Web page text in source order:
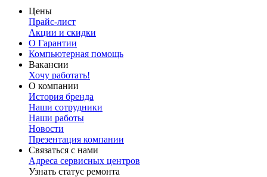
Цены
Прайс-лист
Акции и скидки
О Гарантии
Компьютерная помощь
Вакансии
Хочу работать!
О компании
История бренда
Наши сотрудники
Наши работы
Новости
Презентация компании
Связаться с нами
Адреса сервисных центров
Узнать статус ремонта